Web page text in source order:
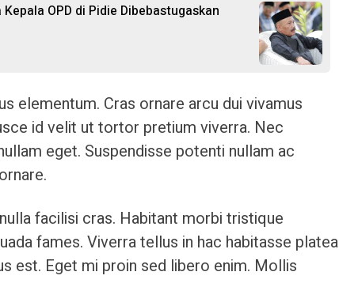
OPD di Pidie Dibebastugaskan
elementum. Cras ornare arcu dui vivamus
id velit ut tortor pretium viverra. Nec
eget. Suspendisse potenti nullam ac
facilisi cras. Habitant morbi tristique
fames. Viverra tellus in hac habitasse platea
est. Eget mi proin sed libero enim. Mollis